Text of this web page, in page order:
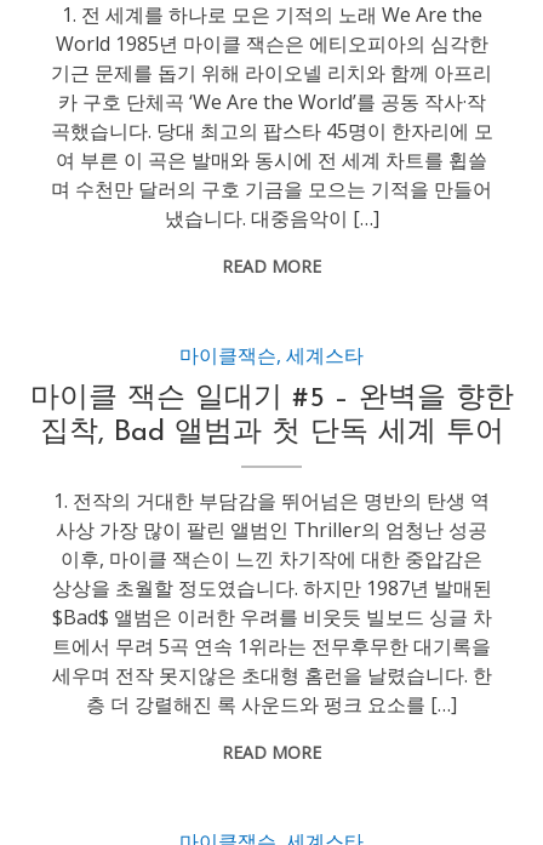
1. 전 세계를 하나로 모은 기적의 노래 We Are the
World 1985년 마이클 잭슨은 에티오피아의 심각한
기근 문제를 돕기 위해 라이오넬 리치와 함께 아프리
카 구호 단체곡 ‘We Are the World’를 공동 작사·작
곡했습니다. 당대 최고의 팝스타 45명이 한자리에 모
여 부른 이 곡은 발매와 동시에 전 세계 차트를 휩쓸
며 수천만 달러의 구호 기금을 모으는 기적을 만들어
냈습니다. 대중음악이 […]
READ MORE
마이클잭슨,세계스타
마이클 잭슨 일대기 #5 – 완벽을 향한
집착, Bad 앨범과 첫 단독 세계 투어
1. 전작의 거대한 부담감을 뛰어넘은 명반의 탄생 역
사상 가장 많이 팔린 앨범인 Thriller의 엄청난 성공
이후, 마이클 잭슨이 느낀 차기작에 대한 중압감은
상상을 초월할 정도였습니다. 하지만 1987년 발매된
$Bad$ 앨범은 이러한 우려를 비웃듯 빌보드 싱글 차
트에서 무려 5곡 연속 1위라는 전무후무한 대기록을
세우며 전작 못지않은 초대형 홈런을 날렸습니다. 한
층 더 강렬해진 록 사운드와 펑크 요소를 […]
READ MORE